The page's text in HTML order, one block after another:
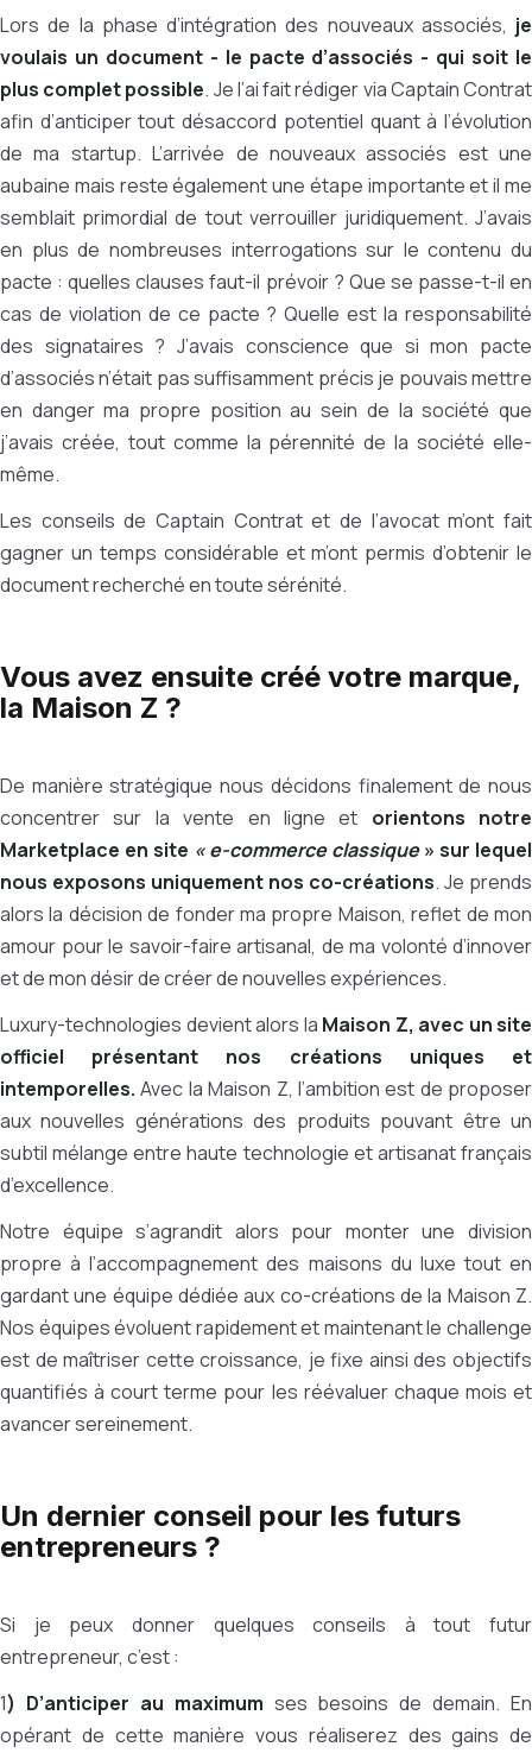
Lors de la phase d’intégration des nouveaux associés, je
voulais un document - le pacte d’associés - qui soit le
plus complet possible. Je l’ai fait rédiger via Captain Contrat
afin d’anticiper tout désaccord potentiel quant à l’évolution
de ma startup. L’arrivée de nouveaux associés est une
aubaine mais reste également une étape importante et il me
semblait primordial de tout verrouiller juridiquement. J’avais
en plus de nombreuses interrogations sur le contenu du
pacte : quelles clauses faut-il prévoir ? Que se passe-t-il en
cas de violation de ce pacte ? Quelle est la responsabilité
des signataires ? J’avais conscience que si mon pacte
d’associés n’était pas suffisamment précis je pouvais mettre
en danger ma propre position au sein de la société que
j’avais créée, tout comme la pérennité de la société elle-
même.
Les conseils de Captain Contrat et de l’avocat m’ont fait
gagner un temps considérable et m’ont permis d’obtenir le
document recherché en toute sérénité.
Vous avez ensuite créé votre marque,
la Maison Z ?
De manière stratégique nous décidons finalement de nous
concentrer sur la vente en ligne et orientons notre
Marketplace en site « e-commerce classique» sur lequel
nous exposons uniquement nos co-créations. Je prends
alors la décision de fonder ma propre Maison, reflet de mon
amour pour le savoir-faire artisanal, de ma volonté d’innover
et de mon désir de créer de nouvelles expériences.
Luxury-technologies devient alors la Maison Z, avec un site
officiel
présentant nos créations uniques et
intemporelles.Avec la Maison Z, l’ambition est de proposer
aux nouvelles générations des produits pouvant être un
subtil mélange entre haute technologie et artisanat français
d’excellence.
Notre équipe s’agrandit alors pour monter une division
propre à l’accompagnement des maisons du luxe tout en
gardant une équipe dédiée aux co-créations de la Maison Z.
Nos équipes évoluent rapidement et maintenant le challenge
est de maîtriser cette croissance, je fixe ainsi des objectifs
quantifiés à court terme pour les réévaluer chaque mois et
avancer sereinement.
Un dernier conseil pour les futurs
entrepreneurs ?
Si je peux donner quelques conseils à tout futur
entrepreneur, c’est :
1) D’anticiper au maximum ses besoins de demain. En
opérant de cette manière vous réaliserez des gains de